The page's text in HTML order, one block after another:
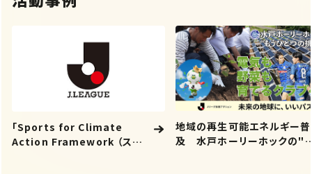
「Sports for Climate
Action Framework （ス
地域の再生可能エネルギー普
及 水戸ホーリーホックの"